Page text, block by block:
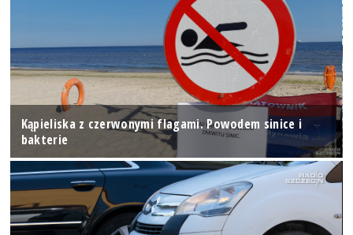
Kąpieliska z czerwonymi flagami. Powodem sinice i
bakterie